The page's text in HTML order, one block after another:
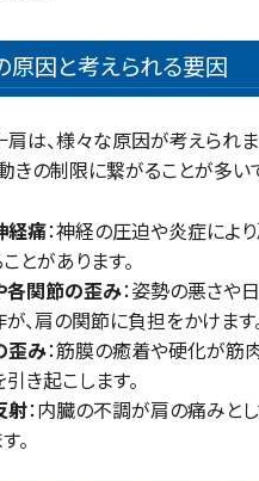
原因と考えられる要因
肩は、様々な原因が考えられ
きの制限に繋がることが多い
経痛：神経の圧迫や炎症によ
とがあります。
各関節の歪み：姿勢の悪さや
が、肩の関節に負担をかけます
歪み：筋膜の癒着や硬化が筋
き起こします。
射：内臓の不調が肩の痛みと
。